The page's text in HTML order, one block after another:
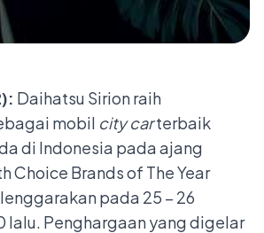
Daihatsu Sirion raih
mobil city carterbaik
di Indonesia pada ajang
Choice Brands of The Year
pada 25 – 26
lalu. Penghargaan yang digelar